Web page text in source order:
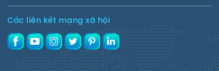
Các liên kết mạng xã hội